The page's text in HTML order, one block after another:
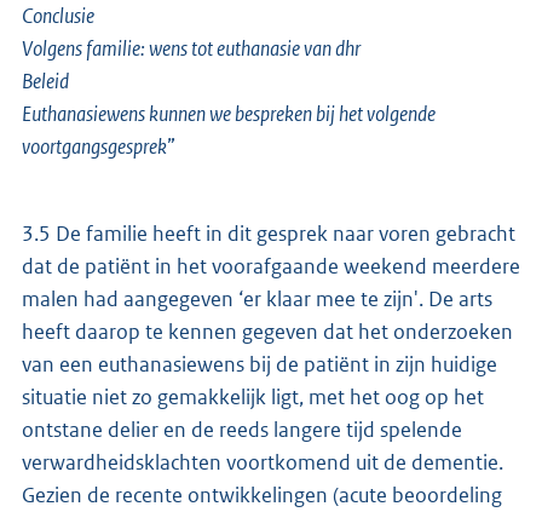
Conclusie
Volgens familie: wens tot euthanasie van dhr
Beleid
Euthanasiewens kunnen we bespreken bij het volgende
voortgangsgesprek”
3.5 De familie heeft in dit gesprek naar voren gebracht
dat de patiënt in het voorafgaande weekend meerdere
malen had aangegeven ‘er klaar mee te zijn'. De arts
heeft daarop te kennen gegeven dat het onderzoeken
van een euthanasiewens bij de patiënt in zijn huidige
situatie niet zo gemakkelijk ligt, met het oog op het
ontstane delier en de reeds langere tijd spelende
verwardheidsklachten voortkomend uit de dementie.
Gezien de recente ontwikkelingen (acute beoordeling